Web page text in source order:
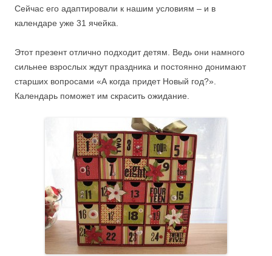
Сейчас его адаптировали к нашим условиям – и в
календаре уже 31 ячейка.
Этот презент отлично подходит детям. Ведь они намного
сильнее взрослых ждут праздника и постоянно донимают
старших вопросами «А когда придет Новый год?».
Календарь поможет им скрасить ожидание.